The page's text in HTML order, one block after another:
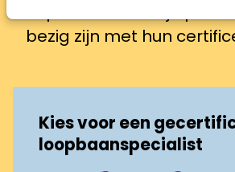
bezig zijn met hun
Kies voor een
loopbaanspecialist